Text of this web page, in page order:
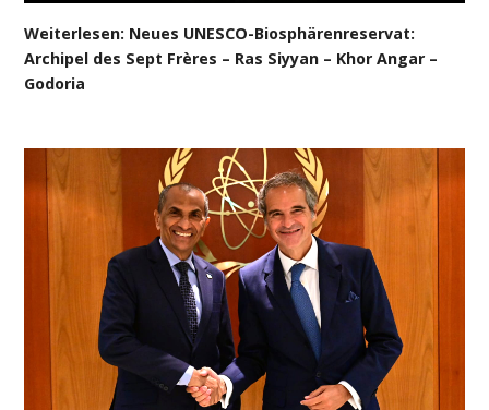
Weiterlesen: Neues UNESCO-Biosphärenreservat:
Archipel des Sept Frères – Ras Siyyan – Khor Angar –
Godoria